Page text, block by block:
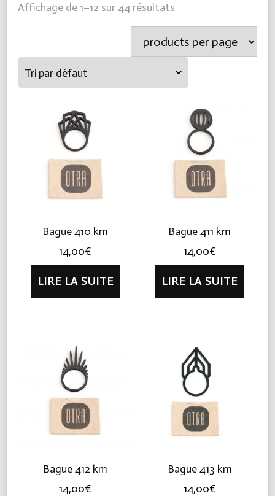
Affichage de 1–12 sur 44 résultats
Bague 410 km
14,00€
LIRE LA SUITE
Bague 411 km
14,00€
LIRE LA SUITE
Bague 412 km
14,00€
Bague 413 km
14,00€